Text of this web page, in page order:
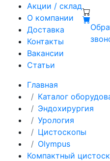
Акции / склад
О компании
Доставка
Контакты
Вакансии
Статьи
Главная
Каталог
Эндохирургия
Урология
Цистоскопы
Olympus
Компактный